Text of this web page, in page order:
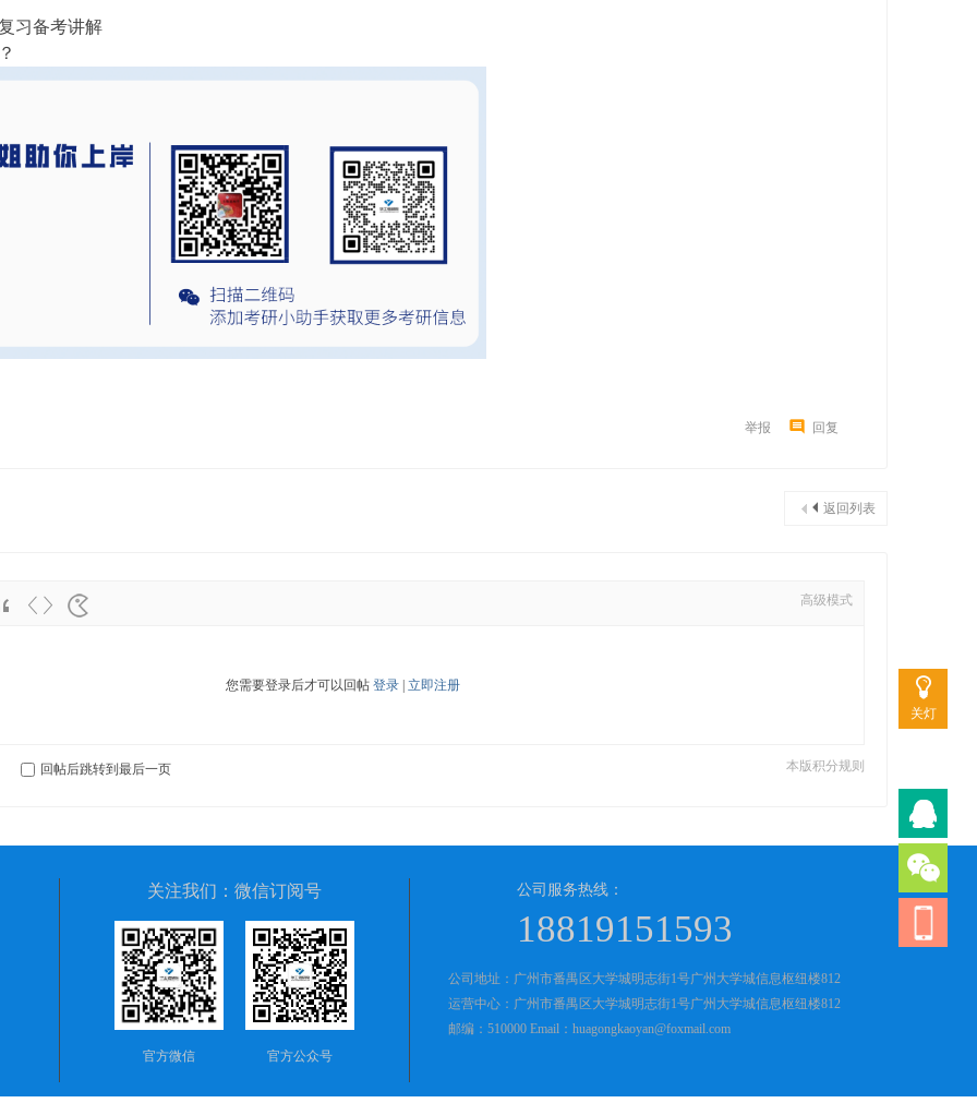
关灯
习备考讲解
回复
举报
返回列表
高级模式
您需要登录后才可以回帖 登录 立即注册
本版积分规则
回帖后跳转到最后一页
关注我们：微信订阅号
官方微信 官方公众号
公司服务热线：
18819151593
公司地址：广州市番禺区大学城明志街1号广州大学城信息枢纽楼812
运营中心：广州市番禺区大学城明志街1号广州大学城信息枢纽楼812
邮编：510000 Email：huagongkaoyan@foxmail.com